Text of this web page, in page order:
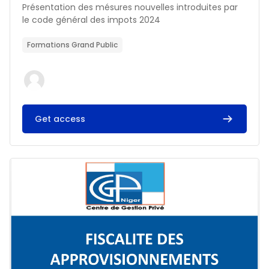
Résumé du cours :
Présentation des mésures nouvelles introduites par
le code général des impots 2024
Formations Grand Public
Get access
Image du cours FISCALITE DES APPROVISIONNEMENTS